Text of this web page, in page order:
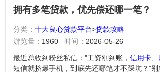
拥有多笔贷款，优先偿还哪一笔？
分类： 十大良心贷款平台>贷款攻略
游览量： 1960 时间： 2026-05-26
最近总收到粉丝私信："工资刚到账， 信用卡
短信就挤爆手机，到底先还哪笔才不踩坑？"别